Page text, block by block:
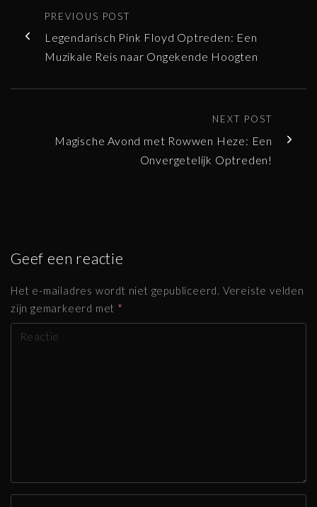
PREVIOUS POST
Legendarisch Pink Floyd Optreden: Een
Muzikale Reis naar Ongekende Hoogten
NEXT POST
Magische Avond met Rowwen Heze: Een
Onvergetelijk Optreden!
Geef een reactie
Het e-mailadres wordt niet gepubliceerd. Vereiste velden
zijn gemarkeerd met *